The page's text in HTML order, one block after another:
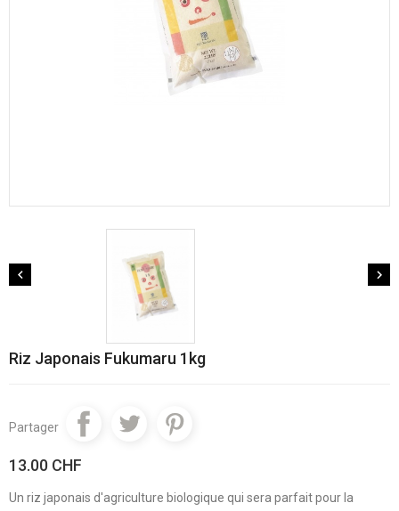
 
Riz Japonais Fukumaru 1kg
Partager
13.00 CHF
Un riz japonais d'agriculture biologique qui sera parfait pour la